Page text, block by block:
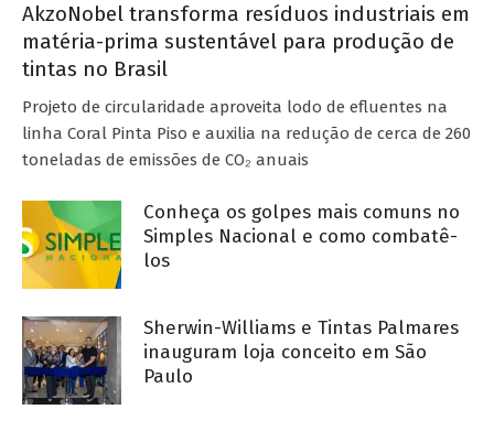
AkzoNobel transforma resíduos industriais em
matéria-prima sustentável para produção de
tintas no Brasil
Projeto de circularidade aproveita lodo de efluentes na
linha Coral Pinta Piso e auxilia na redução de cerca de 260
toneladas de emissões de CO₂ anuais
Conheça os golpes mais comuns no
Simples Nacional e como combatê-
los
Sherwin-Williams e Tintas Palmares
inauguram loja conceito em São
Paulo